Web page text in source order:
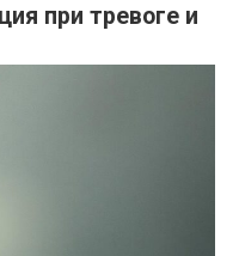
при тревоге и